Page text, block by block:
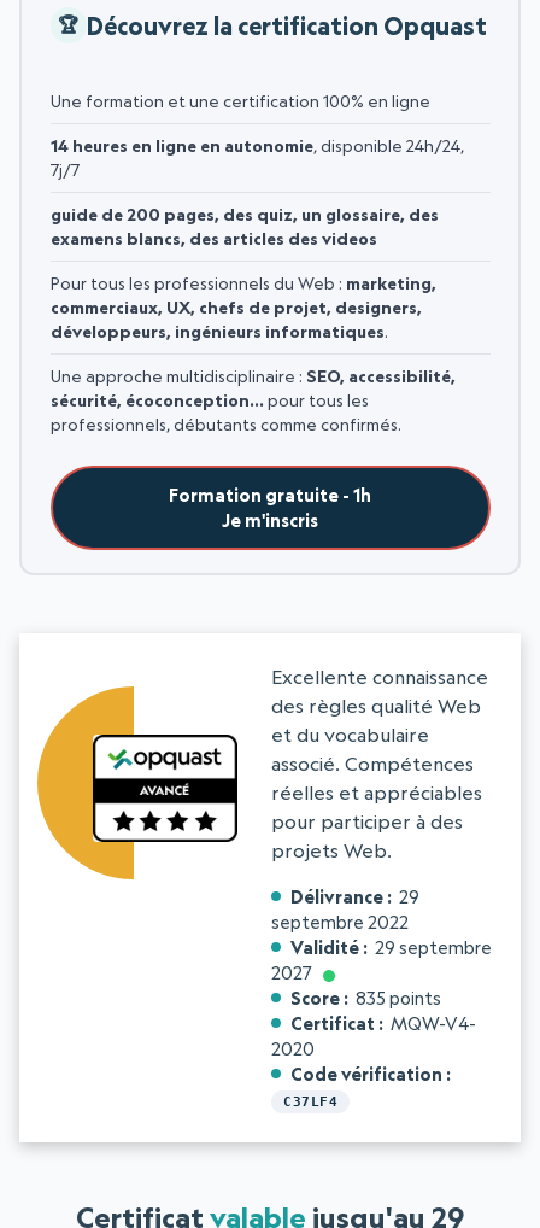
Découvrez la certification Opquast
Une formation et une certification 100% en ligne
14 heures en ligne en autonomie, disponible 24h/24,
7j/7
guide de 200 pages, des quiz, un glossaire, des
examens blancs, des articles des videos
Pour tous les professionnels du Web : marketing,
commerciaux, UX, chefs de projet, designers,
développeurs, ingénieurs informatiques.
Une approche multidisciplinaire : SEO, accessibilité,
sécurité, écoconception… pour tous les
professionnels, débutants comme confirmés.
Formation gratuite - 1h
Je m'inscris
Excellente connaissance
des règles qualité Web
et du vocabulaire
associé. Compétences
réelles et appréciables
pour participer à des
projets Web.
Délivrance
29
septembre 2022
Validité
29 septembre
2027
Score
835 points
Certificat
MQW-V4-
2020
Code vérification
C37LF4
Certificat valable jusqu'au 29